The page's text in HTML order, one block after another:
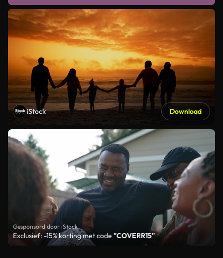
iStock Download
Gesponsord door iStock
Exclusief: -15% korting met code "COVERR15"